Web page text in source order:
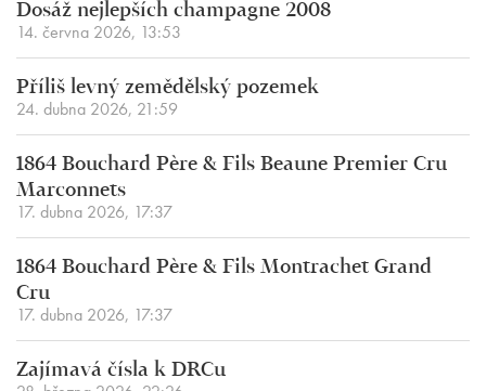
Dosáž nejlepších champagne 2008
14. června 2026, 13:53
Příliš levný zemědělský pozemek
24. dubna 2026, 21:59
1864 Bouchard Père & Fils Beaune Premier Cru
Marconnets
17. dubna 2026, 17:37
1864 Bouchard Père & Fils Montrachet Grand
Cru
17. dubna 2026, 17:37
Zajímavá čísla k DRCu